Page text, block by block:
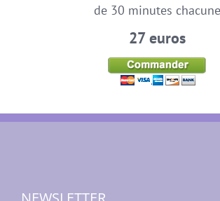
de 30 minutes chacune
27 euros